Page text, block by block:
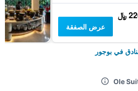
﷼
عرض الصفقة
في بوجور